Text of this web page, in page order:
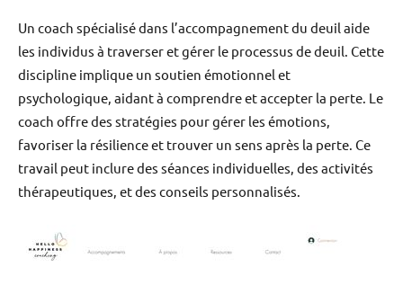
Un coach spécialisé dans l’accompagnement du deuil aide
les individus à traverser et gérer le processus de deuil. Cette
discipline implique un soutien émotionnel et
psychologique, aidant à comprendre et accepter la perte. Le
coach offre des stratégies pour gérer les émotions,
favoriser la résilience et trouver un sens après la perte. Ce
travail peut inclure des séances individuelles, des activités
thérapeutiques, et des conseils personnalisés.